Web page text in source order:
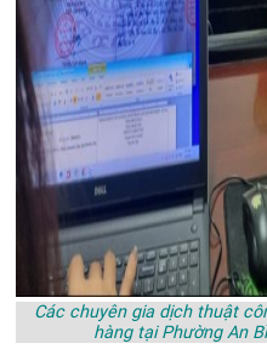
Các chuyên gia dịch thuật
hàng tại Phường An